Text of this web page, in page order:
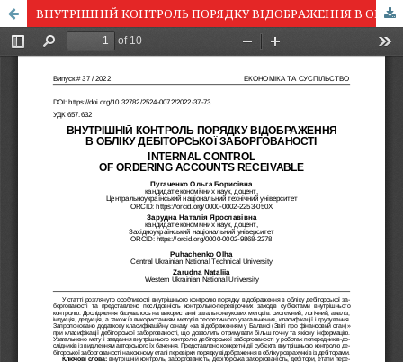
ВНУТРІШНІЙ КОНТРОЛЬ ПОРЯДКУ ВІДОБРАЖЕННЯ В ОБЛІКУ ДЕБІТОРСЬКОЇ ЗАБОРГОВАНОСТІ